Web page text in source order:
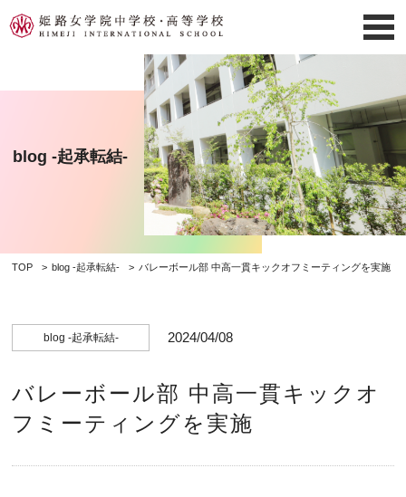
blog -起承転結-
TOP blog -起承転結- バレーボール部 中高一貫キックオフミーティングを実施
blog -起承転結- 2024/04/08
バレーボール部 中高一貫キックオ
フミーティングを実施